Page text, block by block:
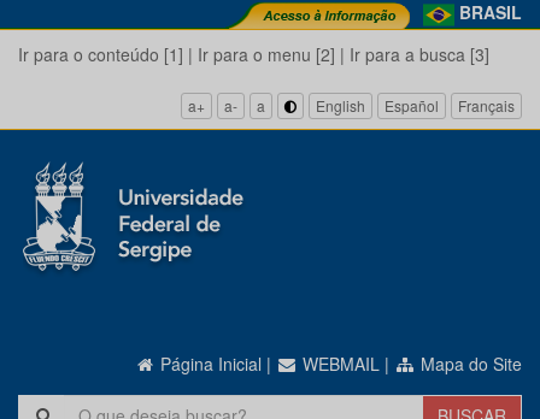
BRASIL
Ir para o conteúdo [1] | Ir para o menu [2] | Ir para a busca [3]
a+ a- a English Español Français
Página Inicial | WEBMAIL | Mapa do Site